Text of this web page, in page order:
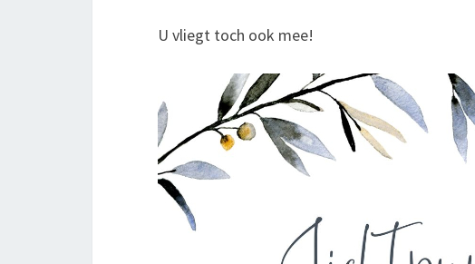
U vliegt toch ook mee!